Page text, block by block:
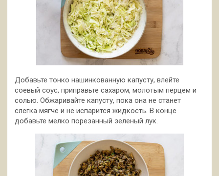
Добавьте тонко нашинкованную капусту, влейте
соевый соус, приправьте сахаром, молотым перцем и
солью. Обжаривайте капусту, пока она не станет
слегка мягче и не испарится жидкость. В конце
добавьте мелко порезанный зеленый лук.